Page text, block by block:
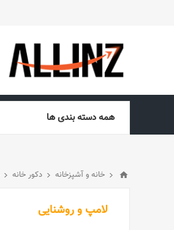
همه دسته بندی ها
خانه و آشپزخانه دکور خانه
لامپ و روشنایی